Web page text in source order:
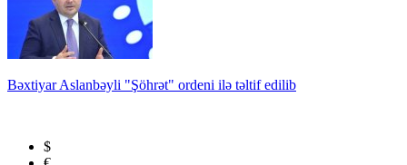
Bəxtiyar Aslanbəyli "Şöhrət" ordeni ilə təltif edilib
$